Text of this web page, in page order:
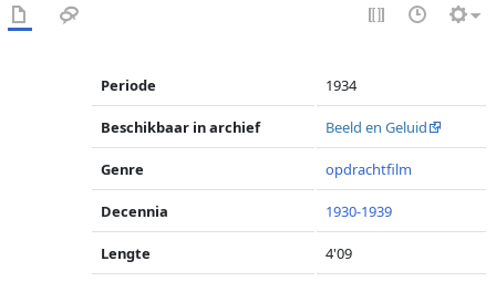
Periode 1934
Beschikbaar in archief Beeld en Geluid
Genre opdrachtfilm
Decennia 1930-1939
Lengte 4'09